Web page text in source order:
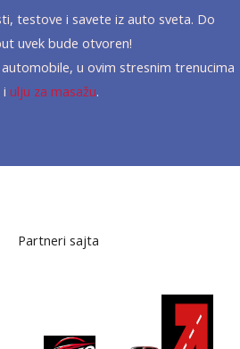
testove i savete iz auto sveta. Do
uvek bude otvoren!
u ovim stresnim trenucima
i ulju za masažu.
Partneri sajta